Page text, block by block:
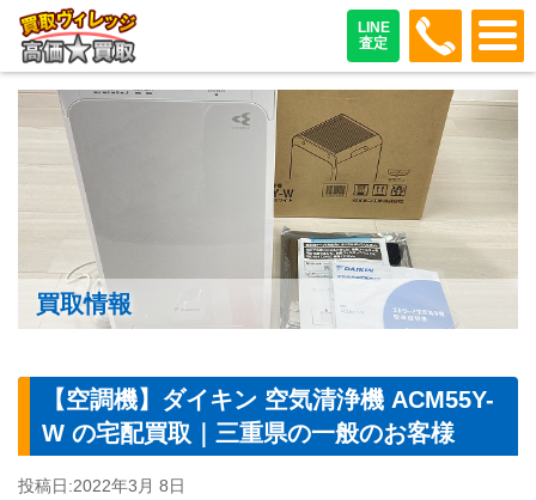
LINE
査定
048-
買取情報
【空調機】ダイキン 空気清浄機 ACM55Y-
W の宅配買取｜三重県の一般のお客様
投稿日:2022年3月 8日